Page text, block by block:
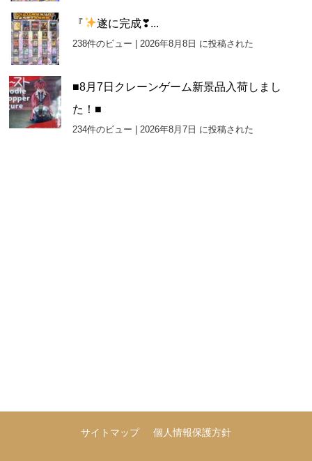
『 遂に完成❣...
238件のビュー | 2026年8月8日 に投稿された
■8月7日クレーンゲーム新景品入荷しまし
た！■
234件のビュー | 2026年8月7日 に投稿された
サイトマップ 個人情報保護方針